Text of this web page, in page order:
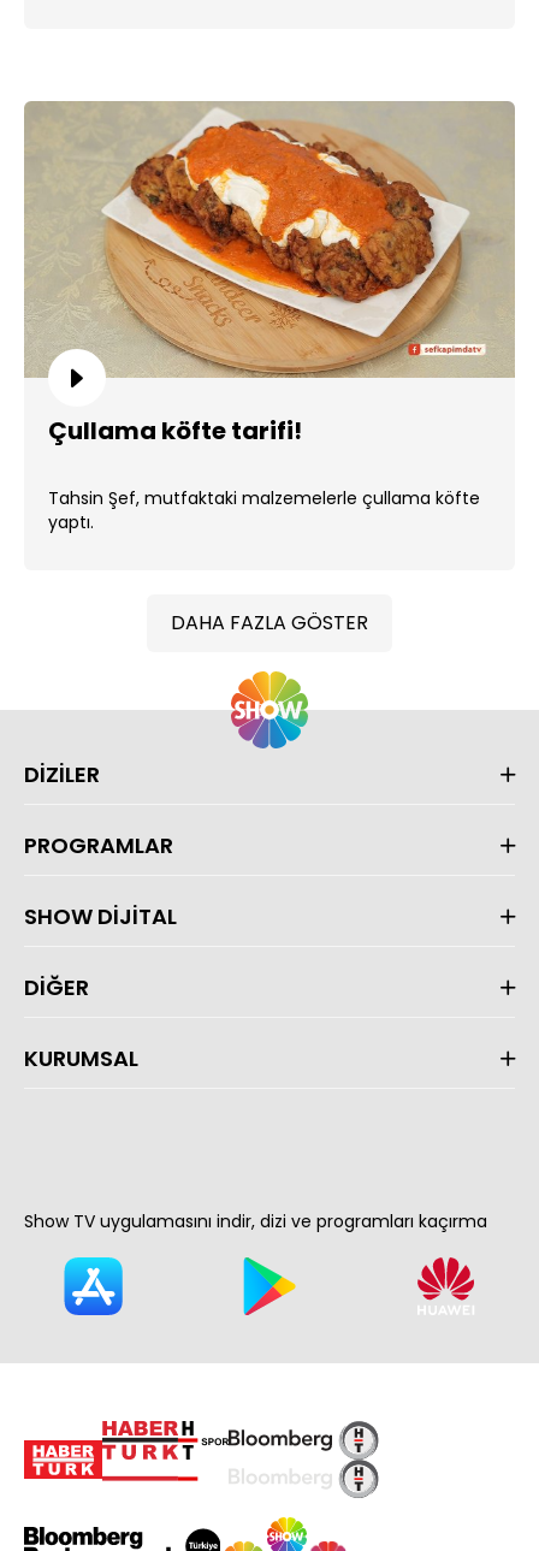
Çullama köfte tarifi!
Tahsin Şef, mutfaktaki malzemelerle çullama köfte
yaptı.
DAHA FAZLA GÖSTER
DİZİLER
PROGRAMLAR
SHOW DİJİTAL
DİĞER
KURUMSAL
Show TV uygulamasını indir, dizi ve programları kaçırma